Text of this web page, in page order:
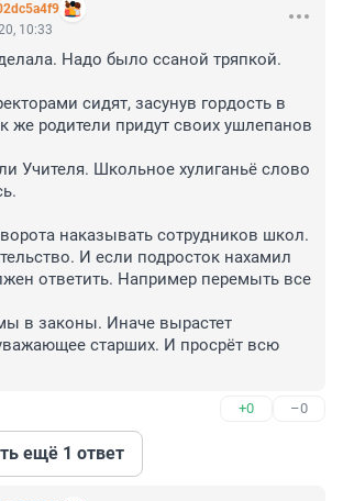
10:33
Надо было ссаной тряпкой.
сидят, засунув гордость в
же родители придут своих ушлепанов
Учителя. Школьное хулиганьё слово
наказывать сотрудников школ.
И если подросток нахамил
ответить. Например перемыть все
в законы. Иначе вырастет
старших. И просрёт всю
+0 –0
ещё 1 ответ